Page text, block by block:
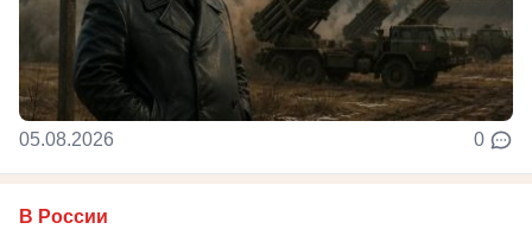
05.08.2026 0
В России